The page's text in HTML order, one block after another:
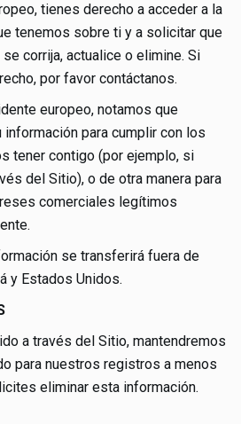
tienes derecho a acceder a la
tenemos sobre ti y a solicitar que
corrija, actualice o elimine. Si
por favor contáctanos.
europeo, notamos que
para cumplir con los
tener contigo (por ejemplo, si
del Sitio), o de otra manera para
comerciales legítimos
se transferirá fuera de
y Estados Unidos.
a través del Sitio, mantendremos
para nuestros registros a menos
eliminar esta información.